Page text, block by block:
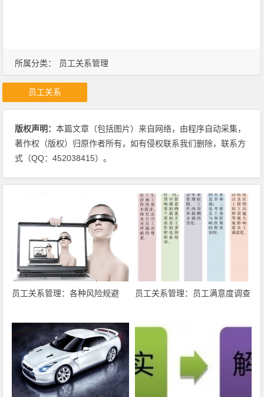
所属分类： 员工关系管理
员工关系
版权声明：本篇文章（包括图片）来自网络，由程序自动采集，
著作权（版权）归原作者所有，如有侵权联系我们删除，联系方
式（QQ：452038415）。
员工关系管理：各种风险规避 员工关系管理：员工满意度调查